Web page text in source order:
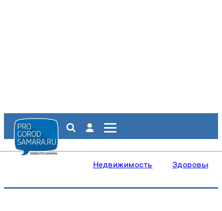
Недвижимость Здоровье